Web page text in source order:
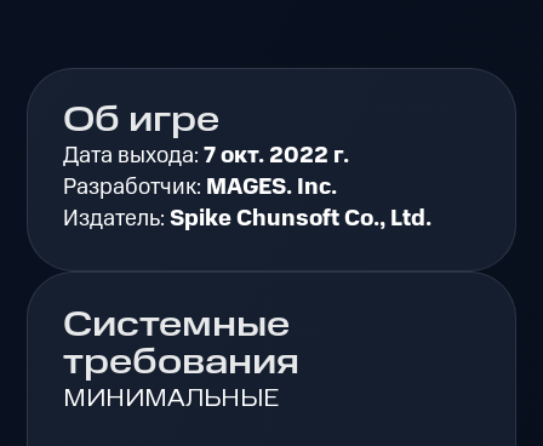
Об игре
Дата выхода:7 окт. 2022 г.
Разработчик: MAGES. Inc.
Издатель:Spike Chunsoft Co., Ltd.
Системные
требования
МИНИМАЛЬНЫЕ